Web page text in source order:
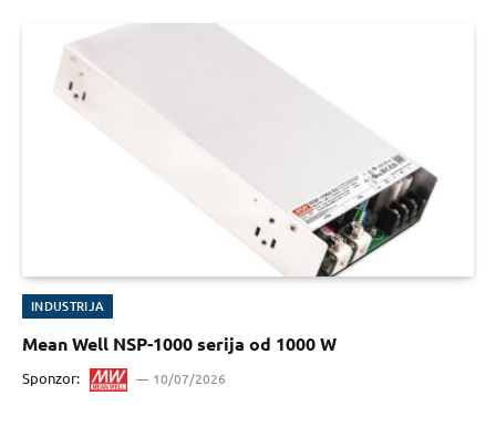
INDUSTRIJA
Mean Well NSP-1000 serija od 1000 W
Sponzor: 10/07/2026